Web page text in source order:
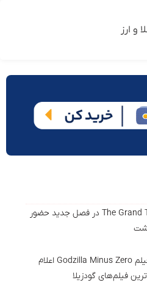
و ارز
مجریان اصلی The Grand Tour در فصل جدید حضور
مدت‌ زمان رسمی فیلم Godzilla Minus Zero اعلام
فیلم‌های گودزیلا